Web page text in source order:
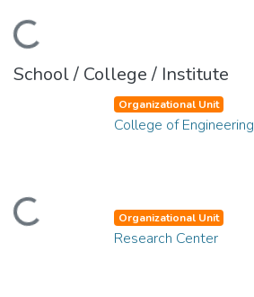
School / College / Institute
Organizational Unit
College of Engineering
Organizational Unit
Research Center